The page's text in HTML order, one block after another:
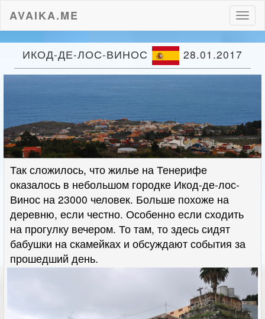
AVAIKA.ME
ИКОД-ДЕ-ЛОС-ВИНОС 28.01.2017
Так сложилось, что жилье на Тенерифе
оказалось в небольшом городке Икод-де-лос-
Винос на 23000 человек. Больше похоже на
деревню, если честно. Особенно если сходить
на прогулку вечером. То там, то здесь сидят
бабушки на скамейках и обсуждают события за
прошедший день.